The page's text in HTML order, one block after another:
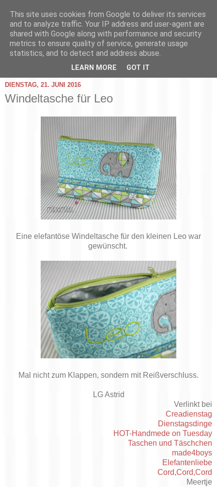
DIENSTAG, 21. JUNI 2016
Windeltasche für Leo
Eine elefantöse Windeltasche für den kleinen Leo war
gewünscht.
Mal nicht zum Klappen, sondern mit Reißverschluss.
LG Astrid
Verlinkt bei
Creadienstag
Dienstagsdinge
HOT-Handmede on Tuesday
Taschen und Täschchen
made4boys
Elefantenliebe
Cord,Cord,Cord
Meertje
This site uses cookies from Google to deliver its services
and to analyze traffic. Your IP address and user-agent are
shared with Google along with performance and security
metrics to ensure quality of service, generate usage
statistics, and to detect and address abuse.
LEARN MORE GOT IT